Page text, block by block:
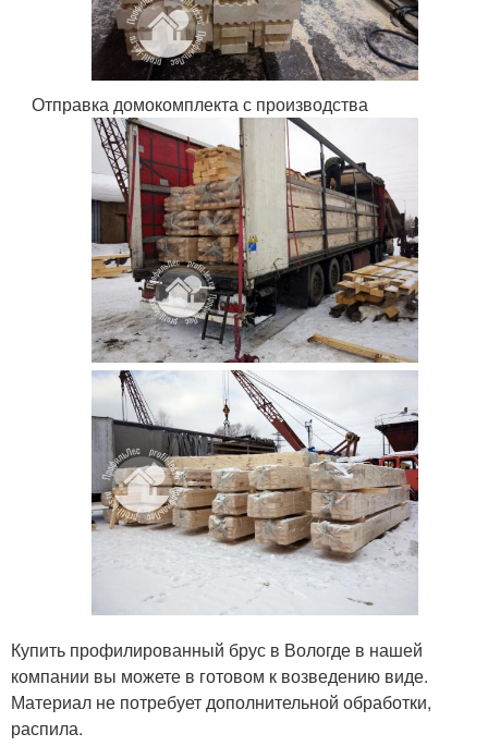
Отправка домокомплекта с производства
Купить профилированный брус в Вологде в нашей
компании вы можете в готовом к возведению виде.
Материал не потребует дополнительной обработки,
распила.